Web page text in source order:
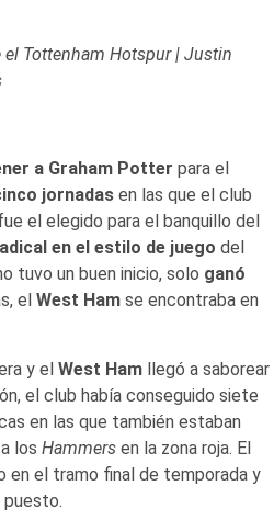
el Tottenham Hotspur | Justin
a Graham Potter para el
jornadasen las que el club
el elegido para el banquillo del
en el estilo de juego del
tuvo un buen inicio, solo ganó
el West Hamse encontraba en
y el West Ham llegó a saborear
el club había conseguido siete
en las que también estaban
los Hammers en la zona roja. El
en el tramo final de temporada y